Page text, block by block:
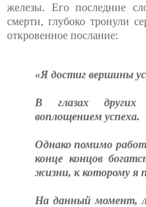
железы. Его последние
смерти, глубоко тронули
откровенное послание:
«Я достиг вершины
В глазах
воплощением успеха.
Однако помимо
конце концов
жизни, к которому я
На данный момент,